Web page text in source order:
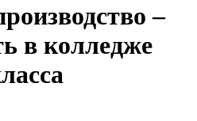
–
в колледже